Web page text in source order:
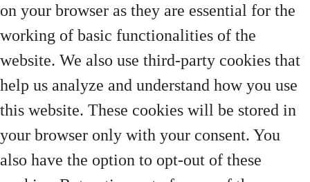
on your browser as they are essential for the
working of basic functionalities of the
website. We also use third-party cookies that
help us analyze and understand how you use
this website. These cookies will be stored in
your browser only with your consent. You
also have the option to opt-out of these